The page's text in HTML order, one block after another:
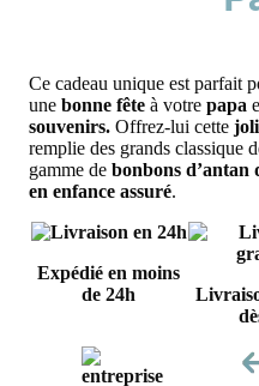
Ce cadeau unique est parfait
une bonne fête à votre papa
souvenirs. Offrez-lui cette
remplie des grands classique
gamme de bonbons d’antan
en enfance assuré.
Expédié en moins
de 24h